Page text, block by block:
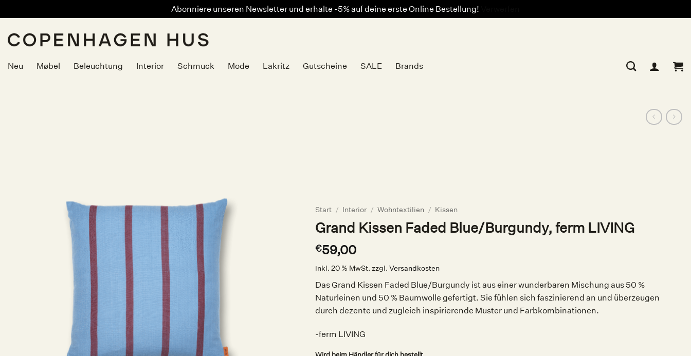
Abonniere unseren Newsletter und erhalte -5% auf deine erste Online Bestellung!
Inhalt
springen
Neu
Møbel Beleuchtung Interior Schmuck Mode Lakritz Gutscheine SALE Brands
Start / Interior / Wohntextilien / Kissen
Grand Kissen Faded Blue/Burgundy, ferm LIVING
€59,00
inkl. 20 % MwSt. zzgl. Versandkosten
Das Grand Kissen Faded Blue/Burgundy ist aus einer wunderbaren Mischung aus 50 %
Naturleinen und 50 % Baumwolle gefertigt. Sie fühlen sich faszinierend an und überzeugen
durch dezente und zugleich inspirierende Muster und Farbkombinationen.
-ferm LIVING